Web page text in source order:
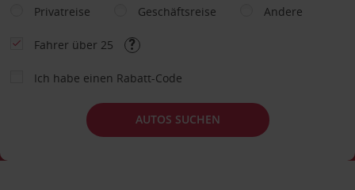
Privatreise
Geschäftsreise Andere
Fahrer über 25
Ich habe einen Rabatt-Code
AUTOS SUCHEN